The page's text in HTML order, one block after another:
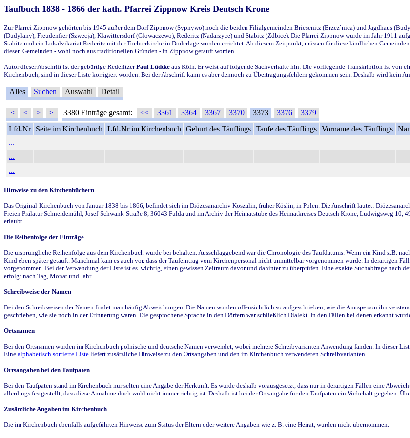
Taufbuch 1838 - 1866 der kath. Pfarrei Zippnow Kreis Deutsch Krone
Zur Pfarrei Zippnow gehörten bis 1945 außer dem Dorf Zippnow (Sypnywo) noch die beiden Filialgemeinden Briesenitz (Brzez`nica) und Jagdhaus
(Dudylany), Freudenfier (Szwecja), Klawittersdorf (Glowaczewo), Rederitz (Nadarzyce) und Stabitz (Zdbice). Die Pfarrei Zippnow wurde im Jahr 1911
Stabitz und ein Lokalvikariat Rederitz mit der Tochterkirche in Doderlage wurden errichtet. Ab diesem Zeitpunkt, müssen für diese ländlichen
diesen Gemeinden - wohl noch aus traditionellen Gründen - in Zippnow getauft worden.
Autor dieser Abschrift ist der gebürtige RederitzerPaul Lüdtke aus Köln. Er weist auf folgende Sachverhalte hin: Die vorliegende Transkription ist von
Kirchenbuch, sind in dieser Liste korrigiert worden. Bei der Abschrift kann es aber dennoch zu Übertragungsfehlern gekommen sein. Deshalb wird kein
Alles Suchen Auswahl Detail
|< < > >| 3380 Einträge gesamt: << 3361 3364 3367 3370 3373 3376
3379
Lfd-Nr
Seite im Kirchenbuch Lfd-Nr im Kirchenbuch Geburt des Täuflings Taufe des Täuflings Vorname des Täuflings
...
...
...
Hinweise zu den Kirchenbüchern
Das Original-Kirchenbuch von Januar 1838 bis 1866, befindet sich im Diözesanarchiv Koszalin, früher Köslin, in Polen. Die Anschrift lautet:
Freien Prälatur Schneidemühl, Josef-Schwank-Straße 8, 36043 Fulda und im Archiv der Heimatstube des Heimatkreises Deutsch Krone, Ludwigsweg 10,
erlaubt.
Die Reihenfolge der Einträge
Die ursprüngliche Reihenfolge aus dem Kirchenbuch wurde bei behalten. Ausschlaggebend war die Chronologie des Taufdatums. Wenn ein Kind z.B.
Kind eben später getauft. Manchmal kam es auch vor, dass der Taufeintrag vom Kirchenpersonal nicht unmittelbar vorgenommen wurde. In derartigen
vorgenommen. Bei der Verwendung der Liste ist es wichtig, einen gewissen Zeitraum davor und dahinter zu überprüfen. Eine exakte Suchabfrage nach
erfolgt nach Tag, Monat und Jahr.
Schreibweise der Namen
Bei den Schreibweisen der Namen findet man häufig Abweichungen. Die Namen wurden offensichtlich so aufgeschrieben, wie die Amtsperson ihn
geschrieben, wie sie noch in der Erinnerung waren. Die gesprochene Sprache in den Dörfern war schließlich Dialekt. In den Fällen bei denen erkannt
Ortsnamen
Bei den Ortsnamen wurden im Kirchenbuch polnische und deutsche Namen verwendet, wobei mehrere Schreibvarianten Anwendung fanden. In dieser
Eine alphabetisch sortierte Liste liefert zusätzliche Hinweise zu den Ortsangaben und den im Kirchenbuch verwendeten Schreibvarianten.
Ortsangaben bei den Taufpaten
Bei den Taufpaten stand im Kirchenbuch nur selten eine Angabe der Herkunft. Es wurde deshalb vorausgesetzt, dass nur in derartigen Fällen eine
allerdings festgestellt, dass diese Annahme doch wohl nicht immer richtig ist. Deshalb ist bei der Ortsangabe für den Taufpaten ein Vorbehalt gegeben.
Zusätzliche Angaben im Kirchenbuch
Die im Kirchenbuch ebenfalls aufgeführten Hinweise zum Status der Eltern oder weitere Angaben wie z. B. eine Heirat, wurden nicht übernommen.